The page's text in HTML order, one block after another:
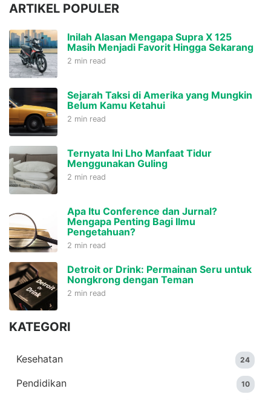
ARTIKEL POPULER
Inilah Alasan Mengapa Supra X 125
Masih Menjadi Favorit Hingga Sekarang
2 min read
Sejarah Taksi di Amerika yang Mungkin
Belum Kamu Ketahui
2 min read
Ternyata Ini Lho Manfaat Tidur
Menggunakan Guling
2 min read
Apa Itu Conference dan Jurnal?
Mengapa Penting Bagi Ilmu
Pengetahuan?
2 min read
Detroit or Drink: Permainan Seru untuk
Nongkrong dengan Teman
2 min read
KATEGORI
Kesehatan 24
Pendidikan 10